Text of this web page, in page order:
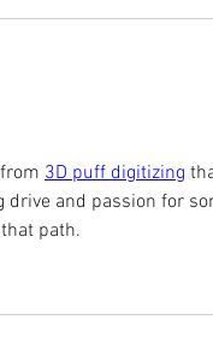
3D puff digitizing
drive and passion for
path.